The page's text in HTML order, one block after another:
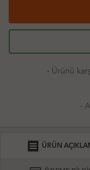
· Ürünü
·
receipt ÜRÜN